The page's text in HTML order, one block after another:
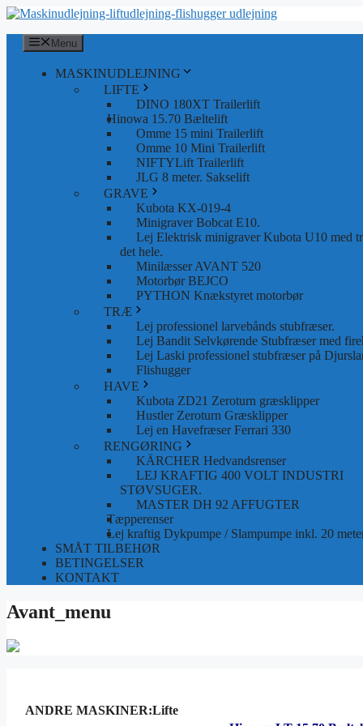
Hop
indhold
Menu
MASKINUDLEJNING
LIFTE
DINO 180XT Trailerlift
Hinowa 15.70 Bæltelift
Omme 15 mini Trailerlift
Omme 10 Mini Trailerlift
NIFTYLift Trailerlift
JLG 8 meter. Sakselift
GRAVE
Kubota KX-019-4
Minigraver Bobcat E10.
Lej Elektrisk minigraver Kubota U10 med
det hele.
Minilæsser AVANT 520
Motorbør BEJCO
PYTHON Knækstyret motorbør
TRÆ
Lej professionel larvebånds stubfræser.
Lej Bandit Selvkørende Stubfræser med
Lej Laski professionel stubfræser på
Flishugger
HAVE
Kubota ZD21 Zeroturn græsklipper
Hustler Zeroturn Græsklipper
Lej en Havefræser Ferrari 330
RENGØRING
KÄRCHER Hedvandsrenser
LEJ KRAFTIG 400 VOLT INDUSTRI
STØVSUGER.
MASTER DH 92 AFFUGTER
Tæpperenser
Lej kraftig Dykpumpe / Slampumpe inkl. 20
SMÅT TILBEHØR
BETINGELSER
KONTAKT
Avant_menu
ANDRE MASKINER:Lifte